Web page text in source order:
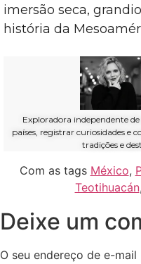
imersão seca,
história da
Exploradora independente
países, registrar curiosidades e
tradições e
Com as tags México,
Teotihuacán,
Deixe um
O seu endereço de e-